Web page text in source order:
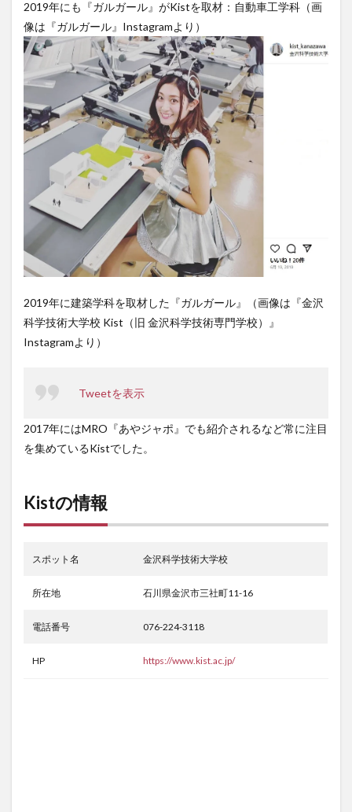
2019年にも『ガルガール』がKistを取材：自動車工学科（画
像は『ガルガール』Instagramより）
2019年に建築学科を取材した『ガルガール』（画像は『金沢
科学技術大学校 Kist（旧 金沢科学技術専門学校）』
Instagramより）
Tweetを表示
2017年にはMRO『あやジャポ』でも紹介されるなど常に注目
を集めているKistでした。
Kistの情報
スポット名 金沢科学技術大学校
所在地 石川県金沢市三社町11-16
電話番号 076-224-3118
HP https://www.kist.ac.jp/